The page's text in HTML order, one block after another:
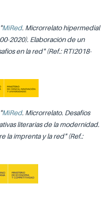
MiRed. Microrrelato hipermedial
2020). Elaboración de un
en la red" (Ref.: RTI2018-
MiRed. Microrrelato. Desafíos
literarias de la modernidad.
la imprenta y la red"(Ref.: